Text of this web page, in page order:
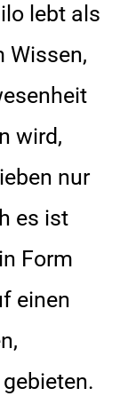
lebt als
Wissen,
wird,
nur
es ist
Form
einen